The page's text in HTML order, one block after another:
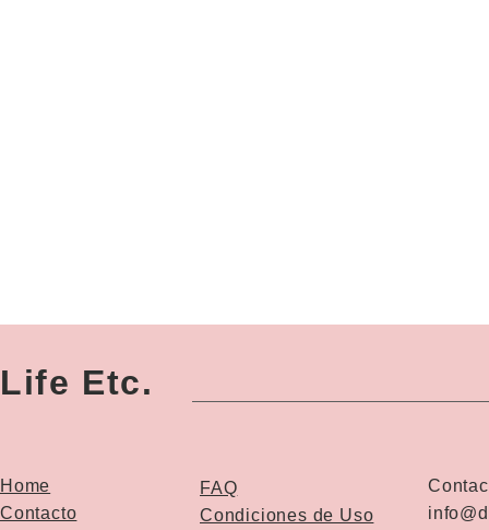
Life Etc.
Home
Contacto
FAQ
Condiciones de Uso